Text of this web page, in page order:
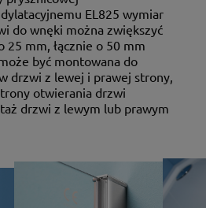
EL825 wymiar
do wnęki można zwiększyć
25 mm, łącznie o 50 mm
być montowana do
drzwi z lewej i prawej strony,
otwierania drzwi
drzwi z lewym lub prawym